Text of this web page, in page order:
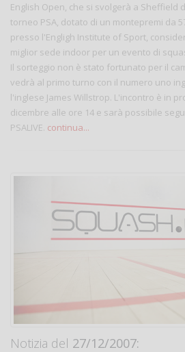
English Open, che si svolgerà a Sheffield
torneo PSA, dotato di un montepremi da
presso l'Engligh Institute of Sport,
miglior sede indoor per un evento di
Il sorteggio non è stato fortunato per il
vedrà al primo turno con il numero uno
l'inglese James Willstrop. L'incontro è in
dicembre alle ore 14 e sarà possibile
PSALIVE. continua...
Notizia del 27/12/2007: